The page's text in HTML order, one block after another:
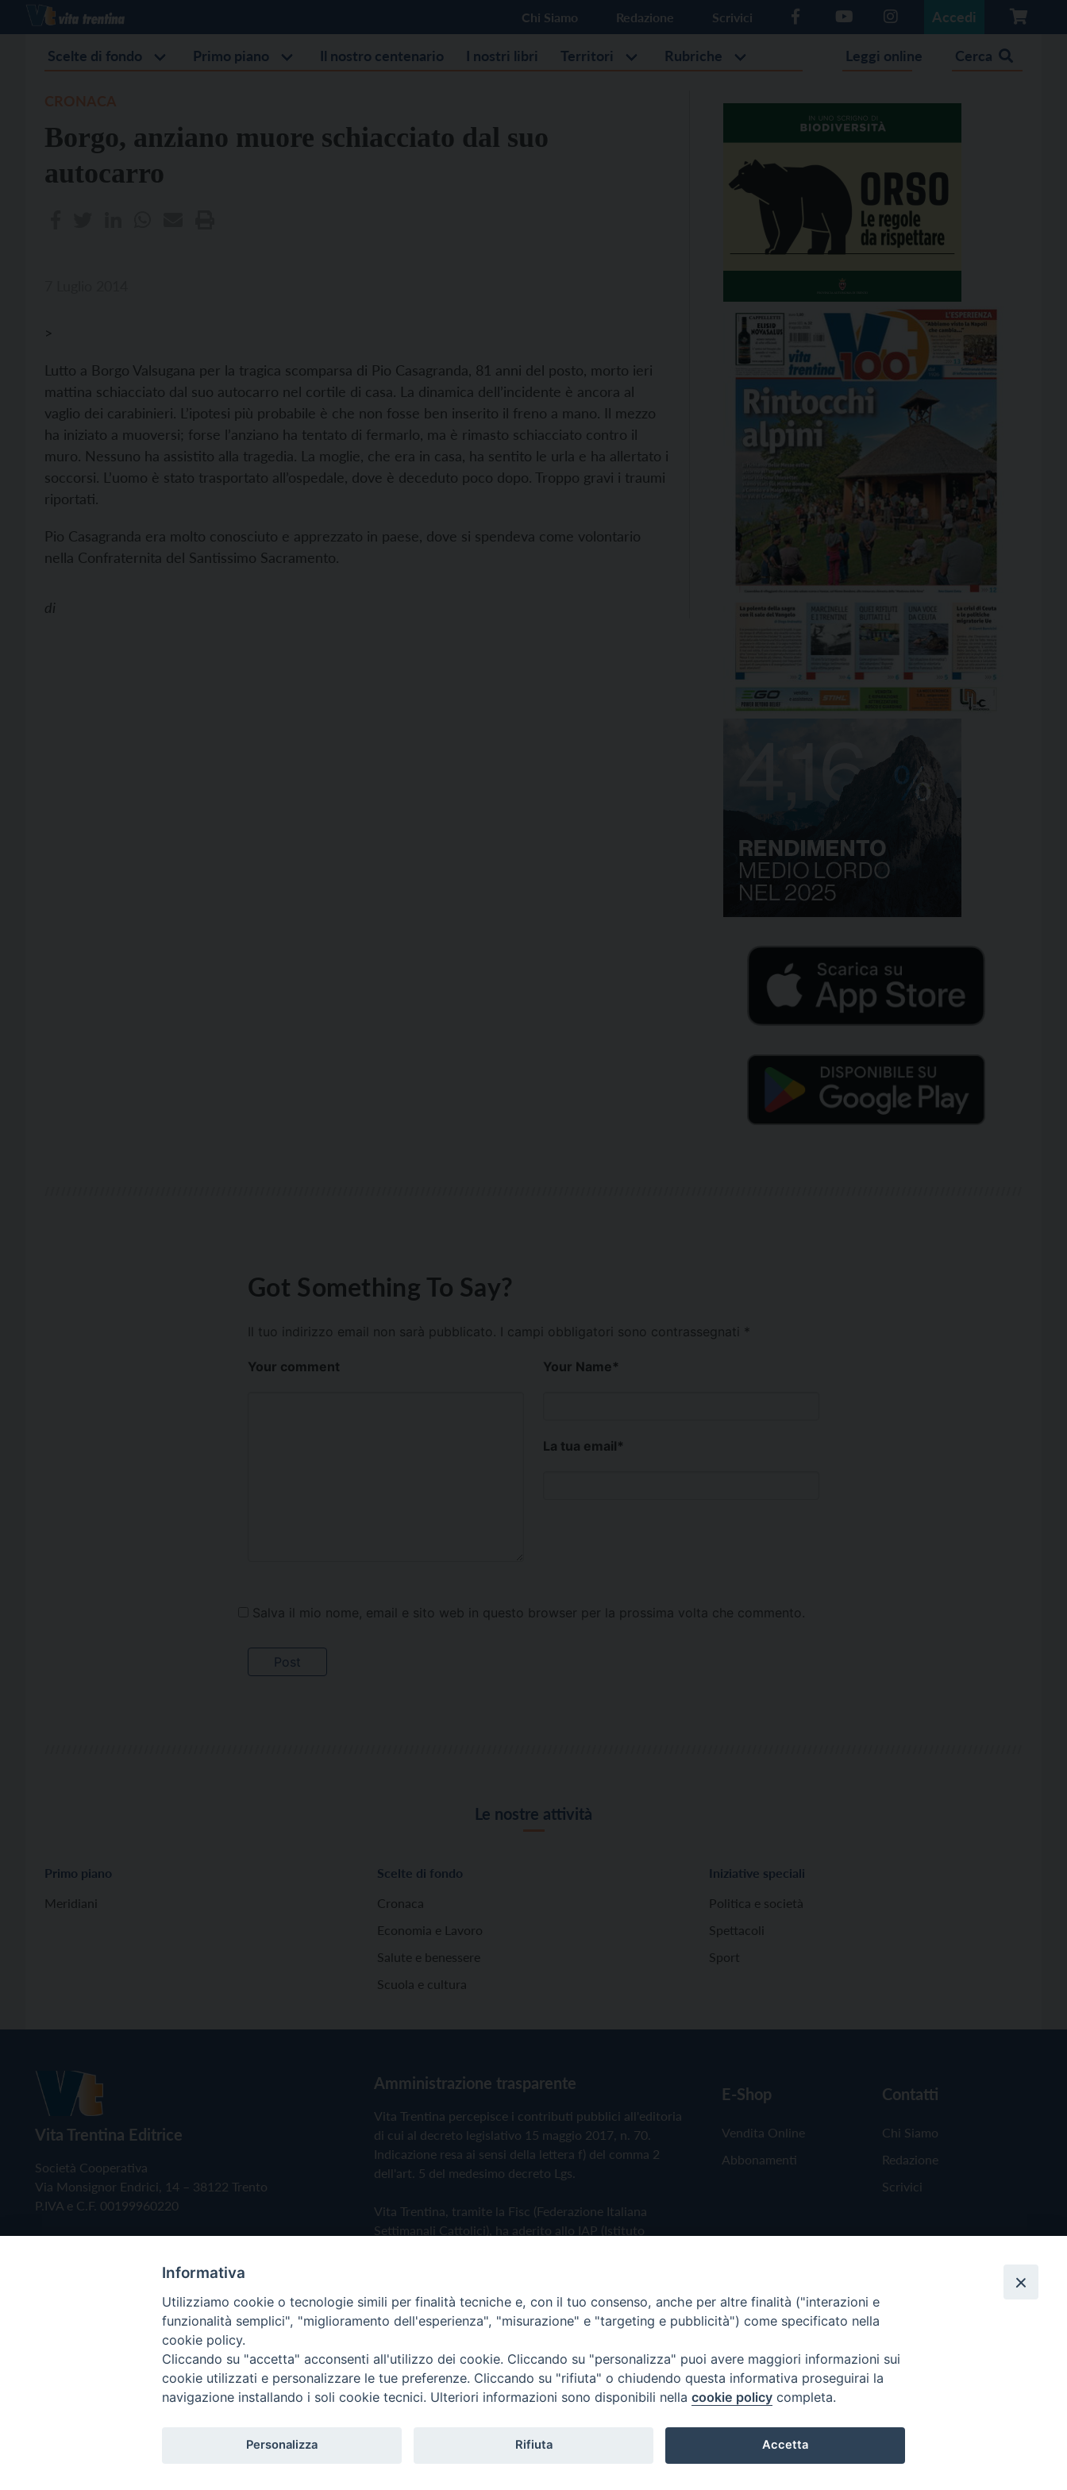
Chi Siamo Redazione Scrivici Accedi
Scelte di fondo Primo piano Il nostro centenario I nostri libri Territori Rubriche Leggi online Cerca
Borgo, anziano muore schiacciato dal suo
autocarro
>
Lutto a Borgo Valsugana per la tragica scomparsa di Pio Casagranda, 81 anni del posto, morto ieri
mattina schiacciato dal suo autocarro nel cortile di casa. La dinamica dell’incidente è ancora al
vaglio dei carabinieri. L’ipotesi più probabile è che non fosse ben inserito il freno a mano. Il mezzo
ha iniziato a muoversi; forse l’anziano ha tentato di fermarlo, ma è rimasto schiacciato contro il
muro. Nessuno ha assistito alla tragedia. La moglie, che era in casa, ha sentito le urla e ha allertato i
soccorsi. L’uomo è stato trasportato all’ospedale, dove è deceduto poco dopo. Troppo gravi i traumi
riportati.
Pio Casagranda era molto conosciuto e apprezzato in paese, dove si spendeva come volontario
nella Confraternita del Santissimo Sacramento.
di
Got Something To Say?
Il tuo indirizzo email non sarà pubblicato. I campi obbligatori sono contrassegnati *
Your comment Your Name*
La tua email*
Salva il mio nome, email e sito web in questo browser per la prossima volta che commento.
Le nostre attività
Primo piano
Meridiani
Scelte di fondo
Cronaca
Economia e Lavoro
Salute e benessere
Scuola e cultura
Iniziative speciali
Politica e società
Spettacoli
Sport
Vita Trentina Editrice
Società Cooperativa
Via Monsignor Endrici, 14 – 38122 Trento
P.IVA e C.F. 00199960220
Amministrazione trasparente
Vita Trentina percepisce i contributi pubblici all'editoria
di cui al decreto legislativo 15 maggio 2017, n. 70.
Indicazione resa ai sensi della lettera f) del comma 2
dell'art. 5 del medesimo decreto Lgs.
Vita Trentina, tramite la Fisc (Federazione Italiana
Settimanali Cattolici), ha aderito allo IAP (Istituto
Privacy Policy Cookie Policy
E-Shop
Vendita Online
Abbonamenti
Contatti
Chi Siamo
Redazione
Scrivici
Copyright © 2019 - Tutti i diritti riservati - Vita Trentina Editrice
Informativa
Utilizziamo cookie o tecnologie simili per finalità tecniche e, con il tuo consenso, anche per altre finalità ("interazioni e
funzionalità semplici", "miglioramento dell'esperienza", "misurazione" e "targeting e pubblicità") come specificato nella
cookie policy.
Cliccando su "accetta" acconsenti all'utilizzo dei cookie. Cliccando su "personalizza" puoi avere maggiori informazioni sui
cookie utilizzati e personalizzare le tue preferenze. Cliccando su "rifiuta" o chiudendo questa informativa proseguirai la
navigazione installando i soli cookie tecnici. Ulteriori informazioni sono disponibili nella cookie policy completa.
Personalizza Rifiuta Accetta